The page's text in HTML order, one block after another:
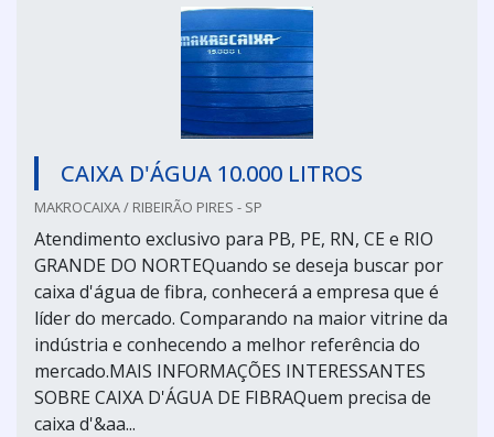
CAIXA D'ÁGUA 10.000 LITROS
MAKROCAIXA / RIBEIRÃO PIRES - SP
Atendimento exclusivo para PB, PE, RN, CE e RIO
GRANDE DO NORTEQuando se deseja buscar por
caixa d'água de fibra, conhecerá a empresa que é
líder do mercado. Comparando na maior vitrine da
indústria e conhecendo a melhor referência do
mercado.MAIS INFORMAÇÕES INTERESSANTES
SOBRE CAIXA D'ÁGUA DE FIBRAQuem precisa de
caixa d'&aa...